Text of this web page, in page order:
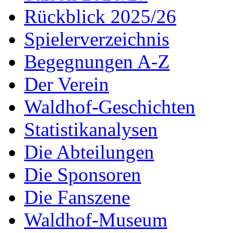
Rückblick 2025/26
Spielerverzeichnis
Begegnungen A-Z
Der Verein
Waldhof-Geschichten
Statistikanalysen
Die Abteilungen
Die Sponsoren
Die Fanszene
Waldhof-Museum